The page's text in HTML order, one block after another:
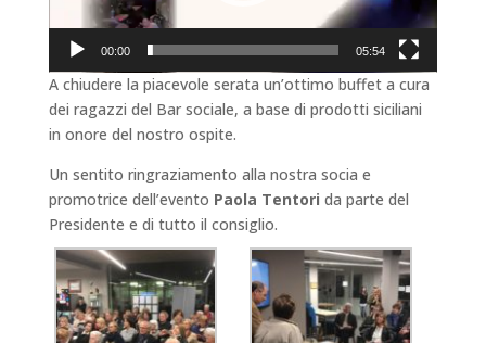
00:00 05:54
A chiudere la piacevole serata un’ottimo buffet a cura
dei ragazzi del Bar sociale, a base di prodotti siciliani
in onore del nostro ospite.
Un sentito ringraziamento alla nostra socia e
promotrice dell’evento Paola Tentori da parte del
Presidente e di tutto il consiglio.